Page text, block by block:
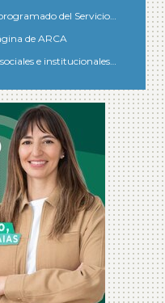
del Servicio…
de ARCA
e institucionales…